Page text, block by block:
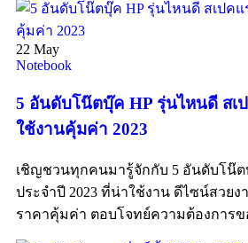
22 May
Notebook
5 อันดับโน๊ตบุ๊ค HP รุ่นไหนดี สเ
ใช้งานคุ้มค่า 2023
เชิญชวนทุกคนมารู้จักกับ 5 อันดับโน๊ต
ประจำปี 2023 ที่น่าใช้งาน ดีไซน์สวย
ราคาคุ้มค่า ตอบโจทย์ความต้องการ